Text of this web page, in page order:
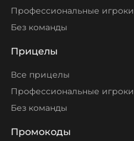
Профессиональные игроки
Без команды
Прицелы
Все прицелы
Профессиональные игроки
Без команды
Промокоды